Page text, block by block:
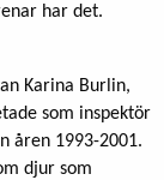
har det.
Karina Burlin,
som inspektör
åren 1993-2001.
djur som